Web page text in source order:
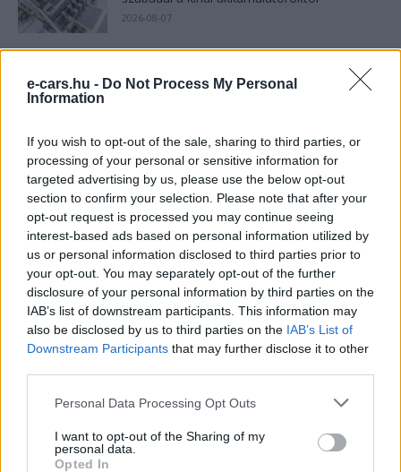
e-cars.hu - Do Not Process My Personal
Information
If you wish to opt-out of the sale, sharing to third parties, or
processing of your personal or sensitive information for
targeted advertising by us, please use the below opt-out
section to confirm your selection. Please note that after your
opt-out request is processed you may continue seeing
interest-based ads based on personal information utilized by
us or personal information disclosed to third parties prior to
your opt-out. You may separately opt-out of the further
disclosure of your personal information by third parties on the
IAB’s list of downstream participants. This information may
also be disclosed by us to third parties on the IAB’s List of
Downstream Participants that may further disclose it to other
Personal Data Processing Opt Outs
I want to opt-out of the Sharing of my
personal data.
Opted In
2026-08-07
németek, hogy lekörözzék a kínai...
Dánia utolérte Norvégiát: már náluk is szinte
csak elektromos autót vesznek...
2026-08-07
21 ezer előrendelés 20 óra alatt: a kínaiak
megrohanták az MG...
2026-08-04
Kína szigorú határt szabott: legfeljebb 5%
lehet a hiba az elektromos...
A Volkswagen bedobta azt a lapot Kínában,
amivel a helyi EV-gyártókat...
2026-08-04